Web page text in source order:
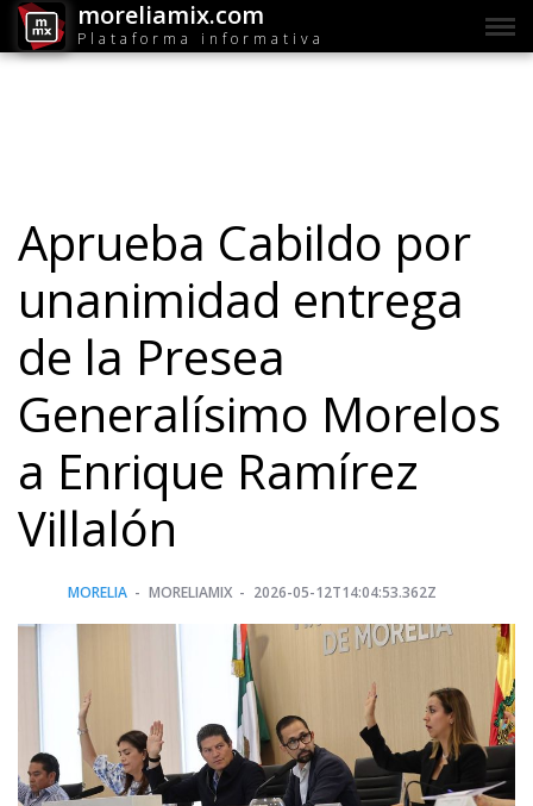
moreliamix.com
Plataforma informativa
Aprueba Cabildo por
unanimidad entrega
de la Presea
Generalísimo Morelos
a Enrique Ramírez
Villalón
MORELIA MORELIAMIX 2026-05-12T14:04:53.362Z